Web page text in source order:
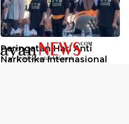
Peringatan Hari Anti
Narkotika Internasional